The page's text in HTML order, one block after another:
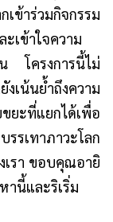
ข้าร่วมกิจกรรม
เข้าใจความ
โครงการนี้ไม่
เน้นย้ำถึงความ
ยะที่แยกได้เพื่อ
รเทาภาวะโลก
เรา ขอบคุณอายิ
านี้และริเริ่ม